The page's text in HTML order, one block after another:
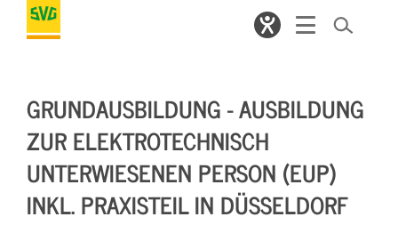
GRUNDAUSBILDUNG - AUSBILDUNG
ZUR ELEKTROTECHNISCH
UNTERWIESENEN PERSON (EUP)
INKL. PRAXISTEIL IN DÜSSELDORF